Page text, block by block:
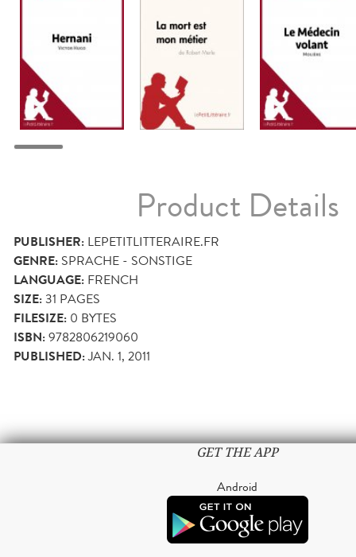
Product Details
PUBLISHER: LEPETITLITTERAIRE.FR
GENRE: SPRACHE - SONSTIGE
LANGUAGE: FRENCH
SIZE:31 PAGES
FILESIZE: 0 BYTES
ISBN:9782806219060
PUBLISHED:JAN. 1, 2011
GET THE APP
Android